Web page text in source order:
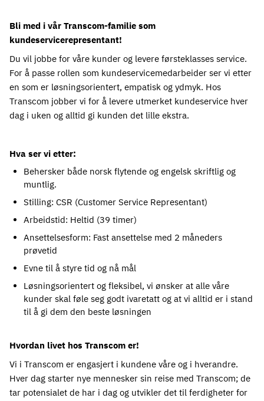
Bli med i vår Transcom-familie som
kundeservicerepresentant!
Du vil jobbe for våre kunder og levere førsteklasses service.
For å passe rollen som kundeservicemedarbeider ser vi etter
en som er løsningsorientert, empatisk og ydmyk. Hos
Transcom jobber vi for å levere utmerket kundeservice hver
dag i uken og alltid gi kunden det lille ekstra.
Hva ser vi etter:
Behersker både norsk flytende og engelsk skriftlig og
muntlig.
Stilling: CSR (Customer Service Representant)
Arbeidstid: Heltid (39 timer)
Ansettelsesform: Fast ansettelse med 2 måneders
prøvetid
Evne til å styre tid og nå mål
Løsningsorientert og fleksibel, vi ønsker at alle våre
kunder skal føle seg godt ivaretatt og at vi alltid er i stand
til å gi dem den beste løsningen
Hvordan livet hos Transcom er!
Vi i Transcom er engasjert i kundene våre og i hverandre.
Hver dag starter nye mennesker sin reise med Transcom; de
tar potensialet de har i dag og utvikler det til ferdigheter for